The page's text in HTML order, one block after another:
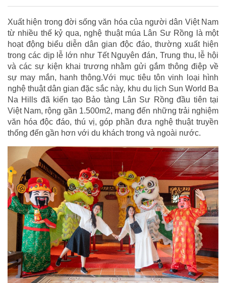
Xuất hiện trong đời sống văn hóa của người dân Việt Nam
từ nhiều thế kỷ qua, nghệ thuật múa Lân Sư Rồng là một
hoạt động biểu diễn dân gian độc đáo, thường xuất hiện
trong các dịp lễ lớn như Tết Nguyên đán, Trung thu, lễ hội
và các sự kiện khai trương nhằm gửi gắm thông điệp về
sự may mắn, hanh thông.Với mục tiêu tôn vinh loại hình
nghệ thuật dân gian đặc sắc này, khu du lịch Sun World Ba
Na Hills đã kiến tạo Bảo tàng Lân Sư Rồng đầu tiên tại
Việt Nam, rộng gần 1.500m2, mang đến những trải nghiệm
văn hóa độc đáo, thú vị, góp phần đưa nghệ thuật truyền
thống đến gần hơn với du khách trong và ngoài nước.